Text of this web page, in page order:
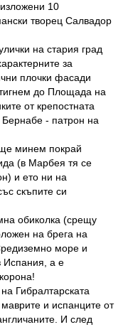
10
творец Салвадор
на стария град
за
плочки фасади
до Площада на
от крепостната
Бернабе - патрон на
минем покрай
(в Марбея тя се
и ето ни на
скъпите си
обиколка (срещу
на брeга на
море и
Испания, а е
Гибралтарската
и испанците от
И след